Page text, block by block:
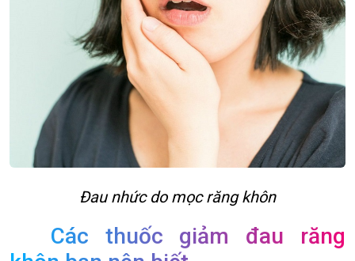
Đau nhức do mọc răng khôn
Các thuốc giảm đau răng